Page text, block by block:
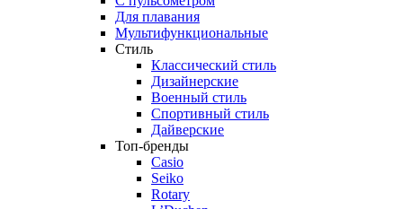
Для плавания
Мультифункциональные
Стиль
Классический стиль
Дизайнерские
Военный стиль
Спортивный стиль
Дайверские
Топ-бренды
Casio
Seiko
Rotary